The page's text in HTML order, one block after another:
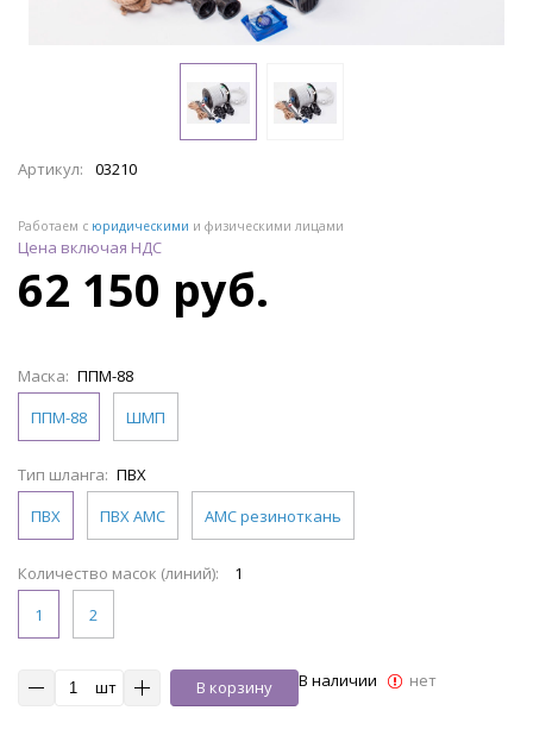
Артикул: 03210
Работаем с юридическими и физическими лицами
Цена включая НДС
62 150 руб.
Маска: ППМ-88
ППМ-88
ШМП
Тип шланга: ПВХ
ПВХ
ПВХ АМС АМС резиноткань
Количество масок (линий):
1
1
2
шт В корзину В наличии нет